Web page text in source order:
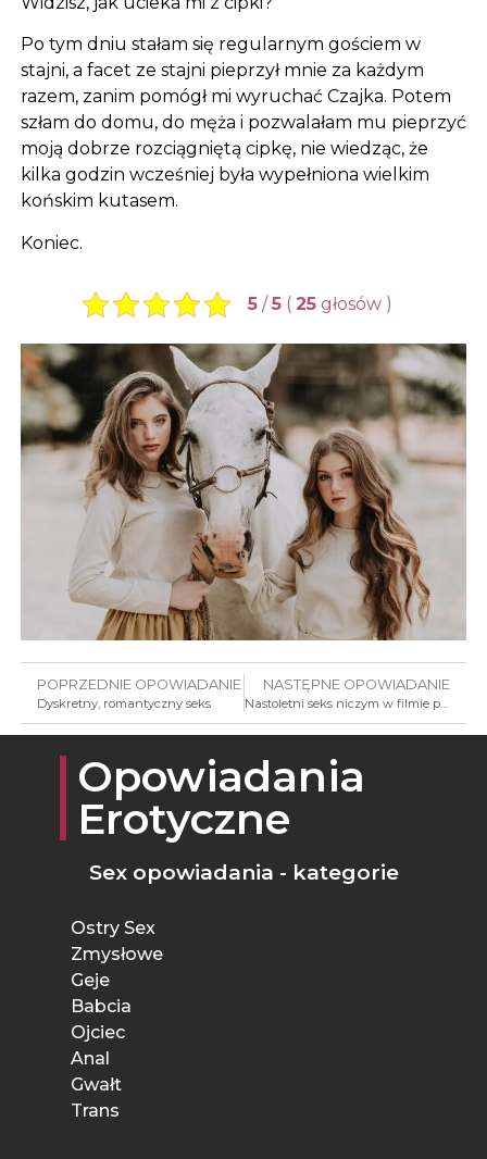
Po tym dniu stałam się regularnym gościem w
stajni, a facet ze stajni pieprzył mnie za każdym
razem, zanim pomógł mi wyruchać Czajka. Potem
szłam do domu, do męża i pozwalałam mu pieprzyć
moją dobrze rozciągniętą cipkę, nie wiedząc, że
kilka godzin wcześniej była wypełniona wielkim
końskim kutasem.
Koniec.
5 / 5 ( 25 głosów )
POPRZEDNIE OPOWIADANIE
Dyskretny, romantyczny seks
NASTĘPNE OPOWIADANIE
Nastoletni seks niczym w filmie porno
Opowiadania
Erotyczne
Sex opowiadania - kategorie
Ostry Sex
Zmysłowe
Geje
Babcia
Ojciec
Anal
Gwałt
Trans